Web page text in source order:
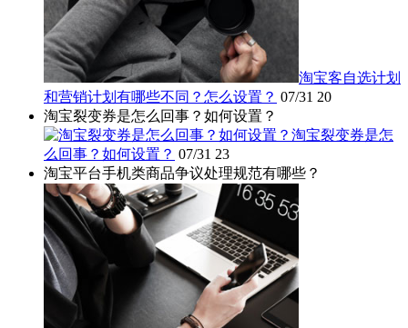
淘宝客自选计划
和营销计划有哪些不同？怎么设置？ 07/31 20
淘宝裂变券是怎么回事？如何设置？
淘宝裂变券是怎
么回事？如何设置？ 07/31 23
淘宝平台手机类商品争议处理规范有哪些？